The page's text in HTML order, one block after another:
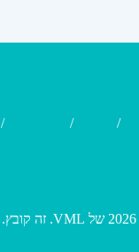
/ / /